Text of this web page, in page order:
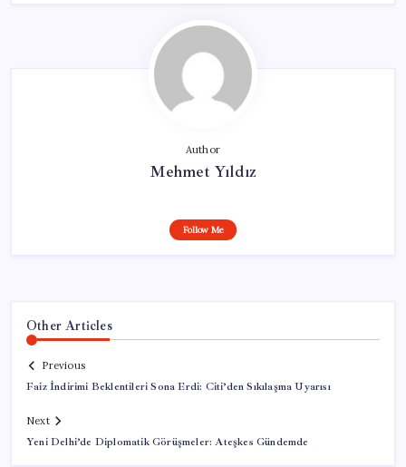
Author
Mehmet Yıldız
Follow Me
Other Articles
Previous
Faiz İndirimi Beklentileri Sona Erdi: Citi’den Sıkılaşma Uyarısı
Next
Yeni Delhi’de Diplomatik Görüşmeler: Ateşkes Gündemde